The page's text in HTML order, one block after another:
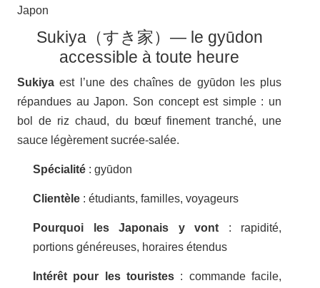
Japon
Sukiya（すき家）— le gyūdon
accessible à toute heure
Sukiya est l’une des chaînes de gyūdon les plus
répandues au Japon. Son concept est simple : un
bol de riz chaud, du bœuf finement tranché, une
sauce légèrement sucrée-salée.
Spécialité : gyūdon
Clientèle : étudiants, familles, voyageurs
Pourquoi les Japonais y vont : rapidité,
portions généreuses, horaires étendus
Intérêt pour les touristes : commande facile,